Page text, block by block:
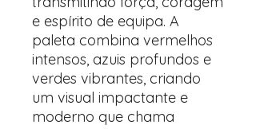
e espírito de equipa. A
paleta combina vermelhos
intensos, azuis profundos e
verdes vibrantes, criando
um visual impactante e
moderno que chama